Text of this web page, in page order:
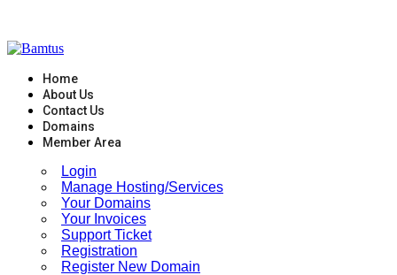
to
Home
About Us
Contact Us
Domains
Member Area
Login
Manage Hosting/Services
Your Domains
Your Invoices
Support Ticket
Registration
Register New Domain